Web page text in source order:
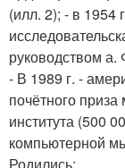
(илл. 2); - в 1954
руководством
- В 1989 г. -
почётного приза
института (500
компьютерной
Родились: